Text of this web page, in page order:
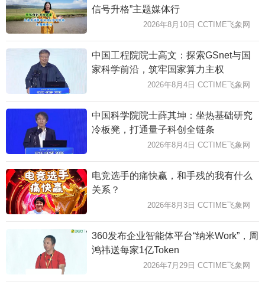
信号升格”主题媒体行
2026年8月10日 CCTIME飞象网
中国工程院院士高文：探索GSnet与国
家科学前沿，筑牢国家算力主权
2026年8月4日 CCTIME飞象网
中国科学院院士薛其坤：坐热基础研究
冷板凳，打通量子科创全链条
2026年8月4日 CCTIME飞象网
电竞选手的痛快赢，和手残的我有什么
关系？
2026年8月3日 CCTIME飞象网
360发布企业智能体平台“纳米Work”，周
鸿祎送每家1亿Token
2026年7月29日 CCTIME飞象网